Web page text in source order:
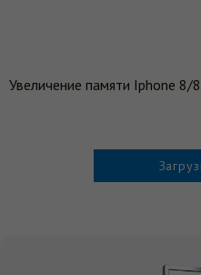
Увеличение памяти Iphone 8/